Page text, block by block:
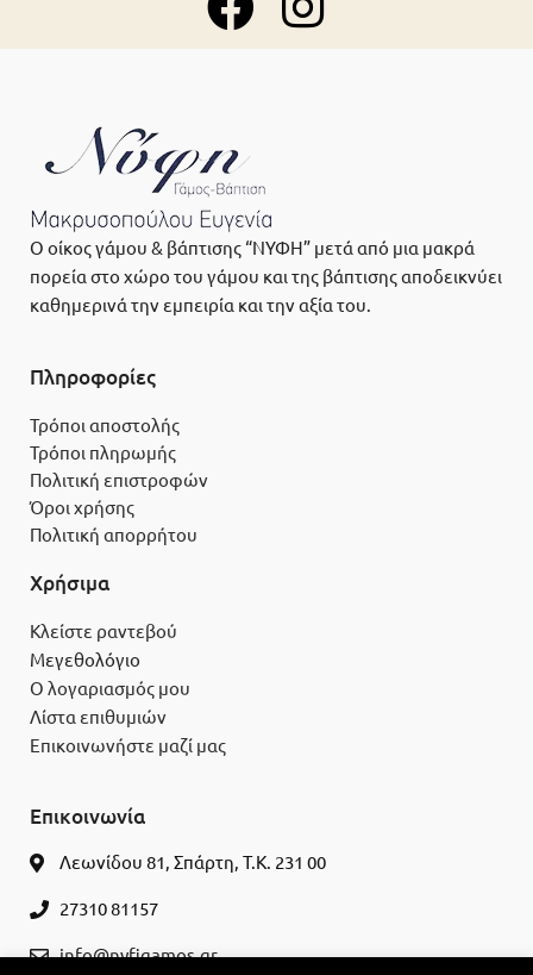
Ο οίκος γάμου & βάπτισης “ΝΥΦΗ” μετά από μια μακρά
πορεία στο χώρο του γάμου και της βάπτισης αποδεικνύει
καθημερινά την εμπειρία και την αξία του.
Πληροφορίες
Τρόποι αποστολής
Τρόποι πληρωμής
Πολιτική επιστροφών
Όροι χρήσης
Πολιτική απορρήτου
Χρήσιμα
Κλείστε ραντεβού
Μεγεθολόγιο
Ο λογαριασμός μου
Λίστα επιθυμιών
Επικοινωνήστε μαζί μας
Επικοινωνία
Λεωνίδου 81, Σπάρτη, Τ.Κ. 231 00
27310 81157
info@nyfigamos.gr